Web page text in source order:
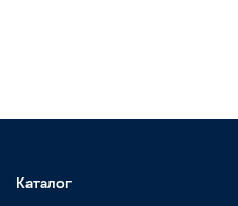
Каталог